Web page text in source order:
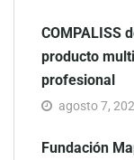
COMPALISS
producto
profesional
agosto 7,
Fundación